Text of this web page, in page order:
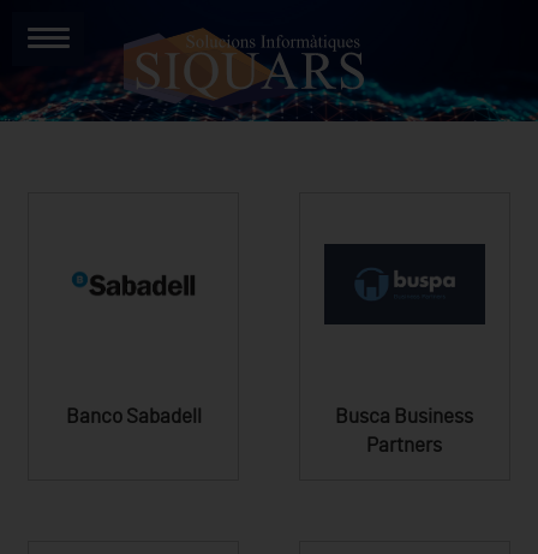
Banco Sabadell
Busca Business
Partners